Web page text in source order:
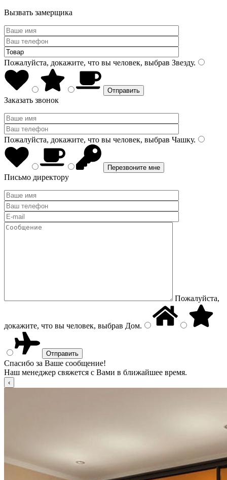
Вызвать замерщика
Пожалуйста, докажите, что вы человек, выбрав Звезду.
Заказать звонок
Пожалуйста, докажите, что вы человек, выбрав Чашку.
Письмо директору
Пожалуйста,
докажите, что вы человек, выбрав Дом.
Спасибо за Ваше сообщение!
Наш менеджер свяжется с Вами в ближайшее время.